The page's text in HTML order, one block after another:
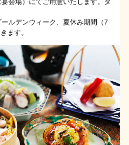
会場）にてご用意いたします。タ
ルデンウィーク、夏休み期間（7
ます。